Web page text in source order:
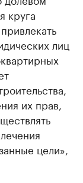
круга
лиц
их прав,
цели»,